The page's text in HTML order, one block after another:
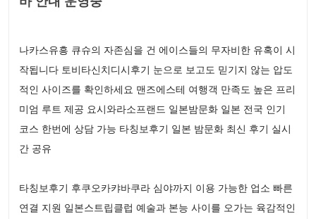
나카스유흥 큐슈의 자존심을 건 에이스들의 무자비한 유혹이 시
작됩니다 토비타신치디시후기 눈으로 보고도 믿기지 않는 압도
적인 사이즈를 확인하세요 맨즈에스테 여행객 만족도 높은 프리
미엄 루트 제공 요시와라소프랜드 일본밤문화 일본 전국 인기
코스 한번에 상담 가능 타칭보후기 일본 밤문화 최신 후기 실시
간 공유
타칭보후기 후쿠오카캬바쿠라 심야까지 이용 가능한 업소 빠른
연결 지원 일본스트립클럽 예술과 본능 사이를 오가는 육감적인